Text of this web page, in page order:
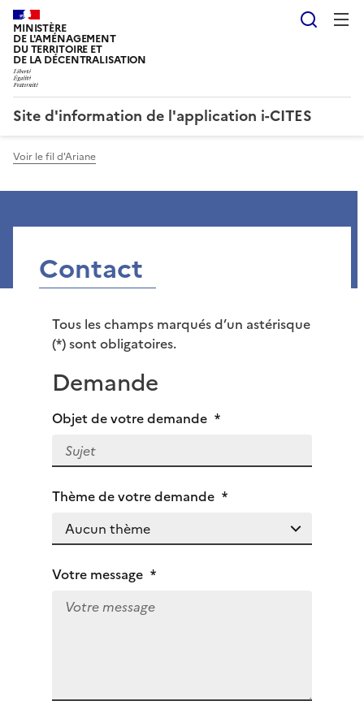
MINISTÈRE
DE L'AMÉNAGEMENT
DU TERRITOIRE ET
DE LA DÉCENTRALISATION
Site d'information de l'application i-CITES
Voir le fil d'Ariane
Contact
Tous les champs marqués d’un astérisque
(*) sont obligatoires.
Demande
Objet de votre demande *
Thème de votre demande *
Votre message *